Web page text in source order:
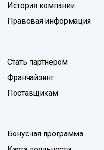
История компании
Правовая информация
Стать партнером
Франчайзинг
Поставщикам
Бонусная программа